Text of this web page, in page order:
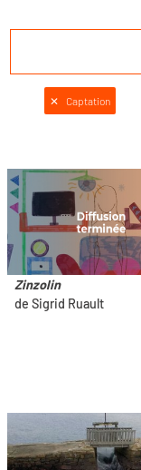
✕ Captation
Zinzolin
de Sigrid Ruault